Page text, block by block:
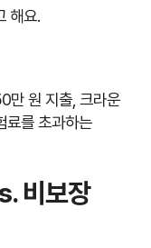
해요.
만 원 지출, 크라운
료를 초과하는
비보장